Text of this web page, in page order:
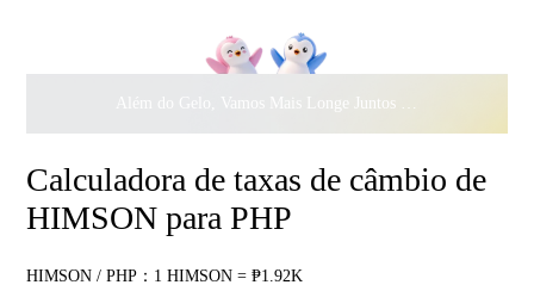
Além do Gelo, Vamos Mais Longe Juntos ·$500.000
Calculadora de taxas de câmbio de
HIMSON para PHP
HIMSON / PHP：1 HIMSON = ₱1.92K